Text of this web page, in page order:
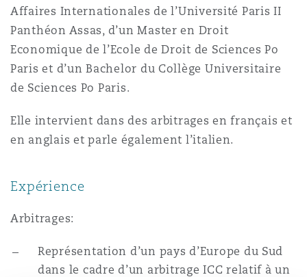
Affaires Internationales de l’Université Paris II
Panthéon Assas, d’un Master en Droit
Economique de l’Ecole de Droit de Sciences Po
Paris et d’un Bachelor du Collège Universitaire
de Sciences Po Paris.
Elle intervient dans des arbitrages en français et
en anglais et parle également l’italien.
Expérience
Arbitrages:
Représentation d’un pays d’Europe du Sud
dans le cadre d’un arbitrage ICC relatif à un